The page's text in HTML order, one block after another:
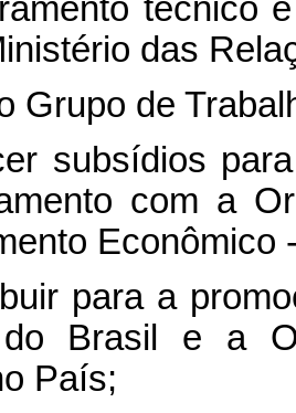
técnico
das
Grupo de
subsídios
com a
Econômico
para a
do Brasil e a
País;